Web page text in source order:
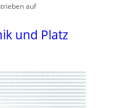
auf
und Platz